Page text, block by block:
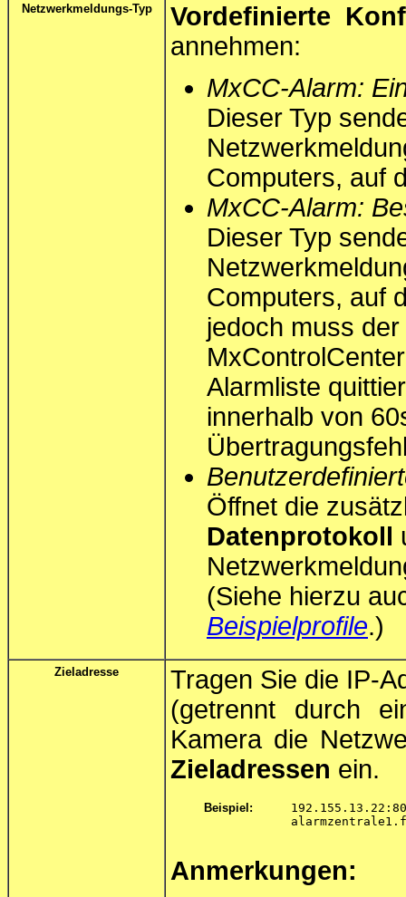
Netzwerkmeldungs-Typ
Vordefinierte
annehmen:
MxCC-Alarm:
Dieser Typ
Computers, auf
MxCC-Alarm:
Dieser Typ
Computers, auf
jedoch muss
Alarmliste
innerhalb von
Öffnet die
Datenprotokoll
(Siehe hierzu
Beispielprofile.)
Zieladresse
Tragen Sie die IP-
(getrennt durch
Kamera die
Zieladressen ein.
Beispiel:
Anmerkungen: